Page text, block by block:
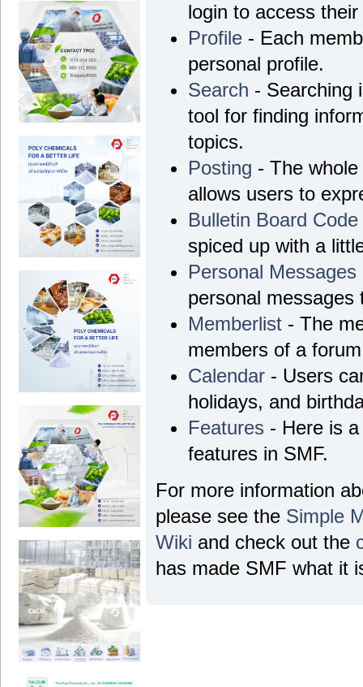
login to access
Profile - Each
personal profile.
Search - Searching
tool for finding
topics.
Posting - The
allows users to
Bulletin Board
spiced up with a
Personal Messages
personal messages
Memberlist - The
members of a
Calendar - Users
holidays, and
Features - Here is
features in SMF.
For more information
please see the Simple
Wiki and check out the
has made SMF what it